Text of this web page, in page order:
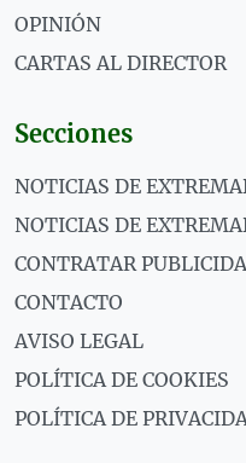
OPINIÓN
CARTAS AL DIRECTOR
Secciones
NOTICIAS DE
NOTICIAS DE
CONTRATAR
CONTACTO
AVISO LEGAL
POLÍTICA DE COOKIES
POLÍTICA DE